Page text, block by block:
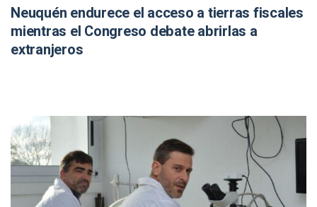
Neuquén endurece el acceso a tierras fiscales
mientras el Congreso debate abrirlas a
extranjeros